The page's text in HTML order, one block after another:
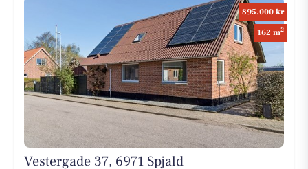
895.000 kr
162 m2
Vestergade 37, 6971 Spjald